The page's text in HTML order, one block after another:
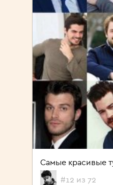
Самые красивые
#12 из 72